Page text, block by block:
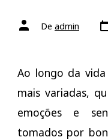
Autor
do De admin do
Ao longo da
mais variadas,
emoções e
tomados por